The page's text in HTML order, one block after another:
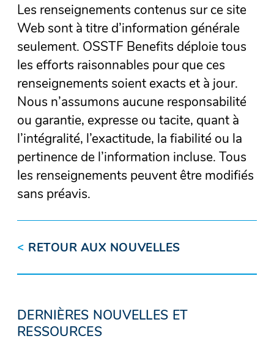
Les renseignements contenus sur ce site
Web sont à titre d’information générale
seulement. OSSTF Benefits déploie tous
les efforts raisonnables pour que ces
renseignements soient exacts et à jour.
Nous n’assumons aucune responsabilité
ou garantie, expresse ou tacite, quant à
l’intégralité, l’exactitude, la fiabilité ou la
pertinence de l’information incluse. Tous
les renseignements peuvent être modifiés
sans préavis.
< RETOUR AUX NOUVELLES
DERNIÈRES NOUVELLES ET
RESSOURCES